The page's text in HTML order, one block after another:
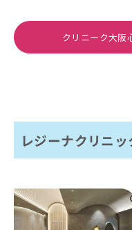
クリニーク大阪
レジーナクリニ